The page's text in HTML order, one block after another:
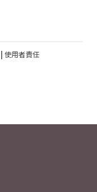
| 使用者責任